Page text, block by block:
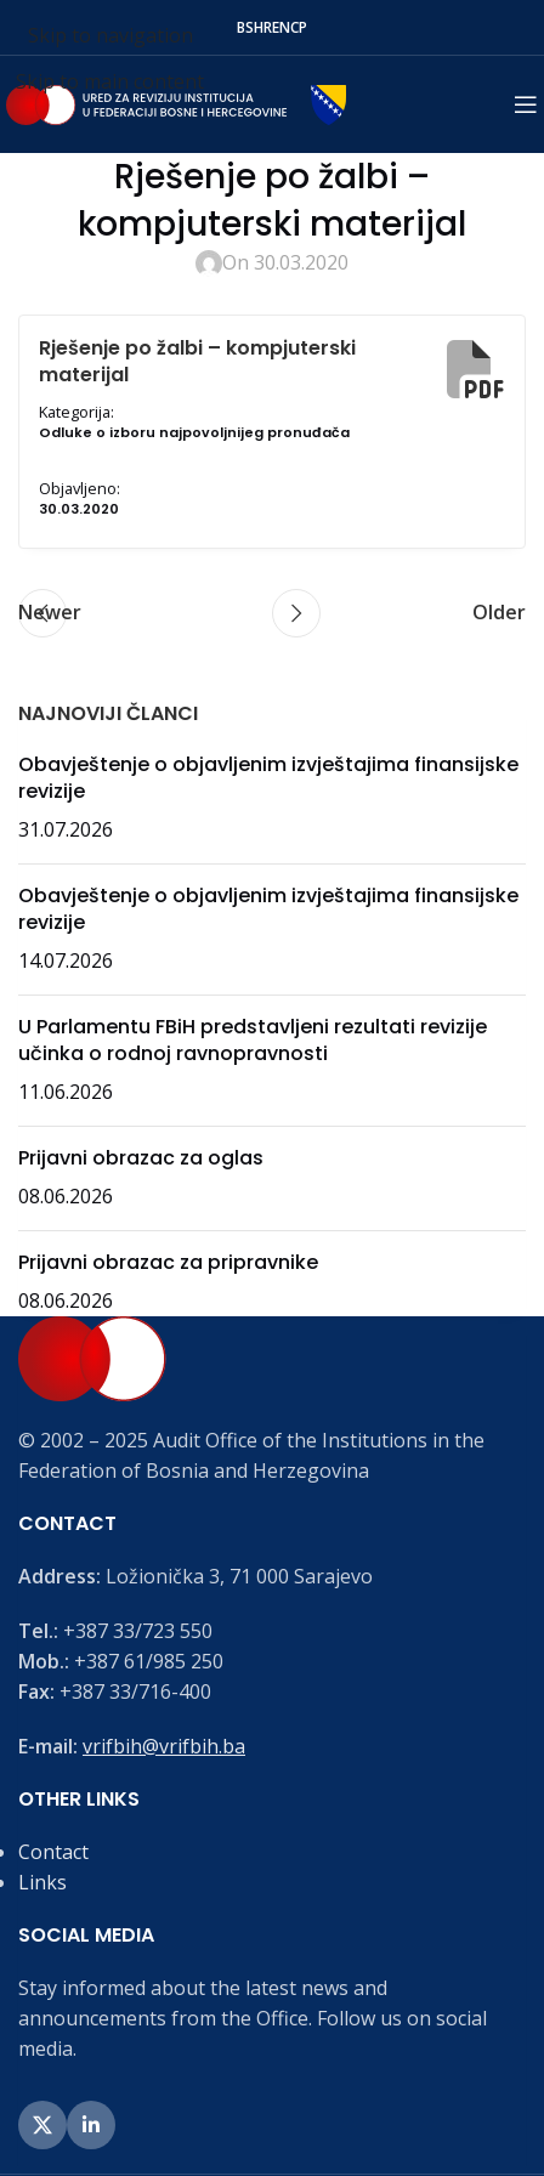
Skip to navigation
Skip to main content
BSHRENСР
Rješenje po žalbi –
kompjuterski materijal
On 30.03.2020
Rješenje po žalbi – kompjuterski
materijal
Kategorija:
Odluke o izboru najpovoljnijeg pronuđača
Objavljeno:
30.03.2020
Newer Older
NAJNOVIJI ČLANCI
Obavještenje o objavljenim izvještajima finansijske
revizije
31.07.2026
Obavještenje o objavljenim izvještajima finansijske
revizije
14.07.2026
U Parlamentu FBiH predstavljeni rezultati revizije
učinka o rodnoj ravnopravnosti
11.06.2026
Prijavni obrazac za oglas
08.06.2026
Prijavni obrazac za pripravnike
08.06.2026
© 2002 – 2025 Audit Office of the Institutions in the
Federation of Bosnia and Herzegovina
CONTACT
Address: Ložionička 3, 71 000 Sarajevo
Tel.: +387 33/723 550
Mob.: +387 61/985 250
Fax: +387 33/716-400
E-mail: vrifbih@vrifbih.ba
OTHER LINKS
Contact
Links
SOCIAL MEDIA
Stay informed about the latest news and
announcements from the Office. Follow us on social
media.